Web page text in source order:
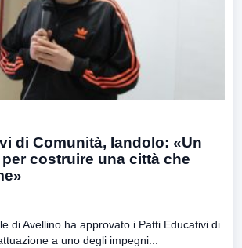
di Comunità, Iandolo: «Un
costruire una città che
di Avellino ha approvato i Patti Educativi di
a uno degli impegni...